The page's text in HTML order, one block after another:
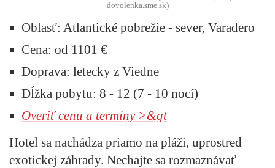
dovolenka.sme.sk)
Oblasť: Atlantické pobrežie - sever, Varadero
Cena: od 1101 €
Doprava: letecky z Viedne
Dĺžka pobytu: 8 - 12 (7 - 10 nocí)
Overiť cenu a termíny >&gt
Hotel sa nachádza priamo na pláži, uprostred
exotickej záhrady. Nechajte sa rozmaznávať